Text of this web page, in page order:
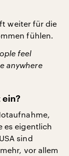
weiter für die
fühlen.
feel
anywhere
ein?
es eigentlich
sind
vor allem